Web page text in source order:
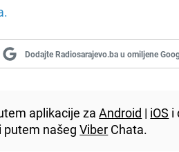
Dodajte Radiosarajevo.ba u omiljene
aplikacije zaAndroid | iOS i
putem našegViber Chata.